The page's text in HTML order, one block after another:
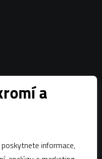
a
informace,